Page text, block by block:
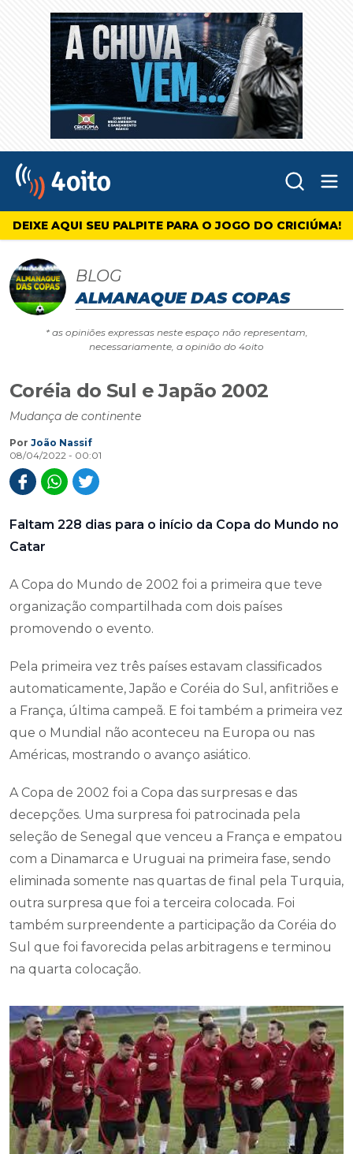
4oito
DEIXE AQUI SEU PALPITE PARA O JOGO DO CRICIÚMA!
BLOG
ALMANAQUE DAS COPAS
* as opiniões expressas neste espaço não representam,
necessariamente, a opinião do 4oito
Coréia do Sul e Japão 2002
Mudança de continente
Por João Nassif
08/04/2022 - 00:01
Faltam 228 dias para o início da Copa do Mundo no
Catar
A Copa do Mundo de 2002 foi a primeira que teve
organização compartilhada com dois países
promovendo o evento.
Pela primeira vez três países estavam classificados
automaticamente, Japão e Coréia do Sul, anfitriões e
a França, última campeã. E foi também a primeira vez
que o Mundial não aconteceu na Europa ou nas
Américas, mostrando o avanço asiático.
A Copa de 2002 foi a Copa das surpresas e das
decepções. Uma surpresa foi patrocinada pela
seleção de Senegal que venceu a França e empatou
com a Dinamarca e Uruguai na primeira fase, sendo
eliminada somente nas quartas de final pela Turquia,
outra surpresa que foi a terceira colocada. Foi
também surpreendente a participação da Coréia do
Sul que foi favorecida pelas arbitragens e terminou
na quarta colocação.